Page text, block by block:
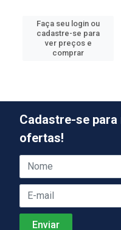
Faça seu login ou
cadastre-se para
ver preços e
comprar
Cadastre-se
ofertas!